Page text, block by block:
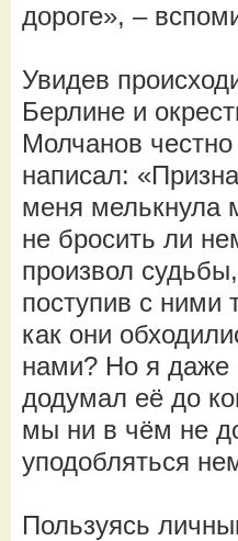
дороге», –
Увидев
Берлине и
Молчанов честно
написал:
меня мелькнула
не бросить ли
произвол судьбы,
поступив с ними
как они
нами? Но я даже
додумал её до
мы ни в чём не
уподобляться
Пользуясь